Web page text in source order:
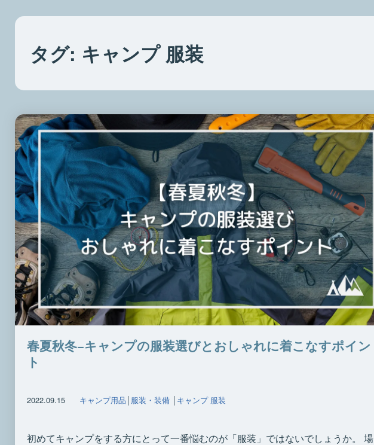
タグ: キャンプ 服装
春夏秋冬−キャンプの服装選びとおしゃれに着こなすポイン
ト
2022.09.15 キャンプ用品 │ 服装・装備 │ キャンプ 服装
初めてキャンプをする方にとって一番悩むのが「服装」ではないでしょうか。 場